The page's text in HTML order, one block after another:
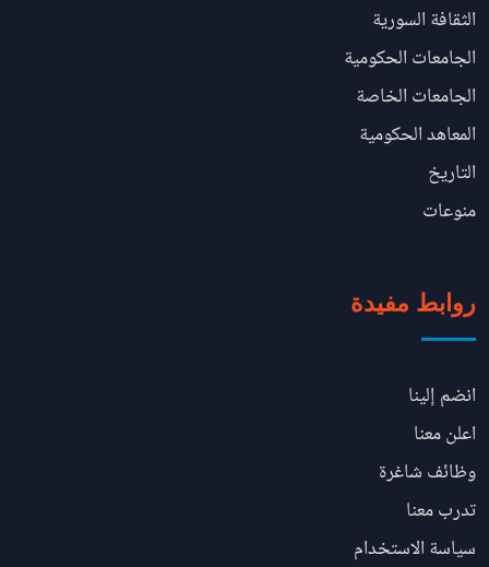
الثقافة السورية
الجامعات الحكومية
الجامعات الخاصة
المعاهد الحكومية
التاريخ
منوعات
روابط مفيدة
انضم إلينا
اعلن معنا
وظائف شاغرة
تدرب معنا
سياسة الاستخدام